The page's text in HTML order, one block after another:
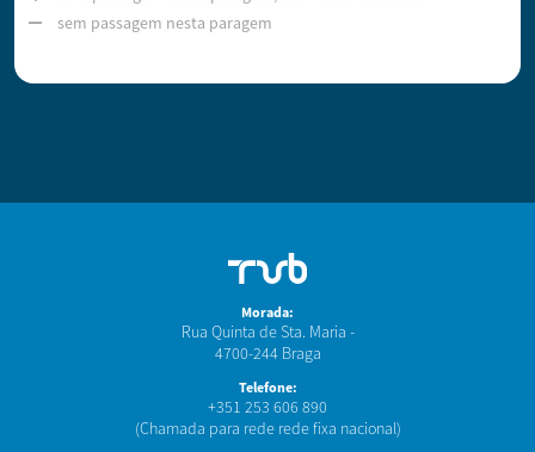
sem passagem nesta paragem
Morada:
Rua Quinta de Sta. Maria -
4700-244 Braga
Telefone:
+351 253 606 890
(Chamada para rede rede fixa nacional)